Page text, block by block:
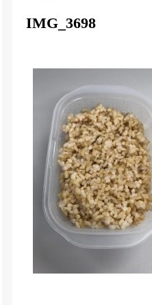
IMG_3698